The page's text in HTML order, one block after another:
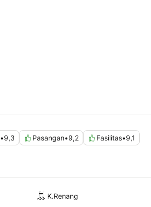
•9,3 Pasangan•9,2 Fasilitas•9,1
K.Renang